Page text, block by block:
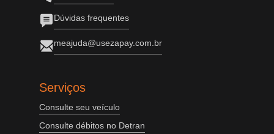
Dúvidas frequentes
meajuda@usezapay.com.br
Serviços
Consulte seu veículo
Consulte débitos no Detran